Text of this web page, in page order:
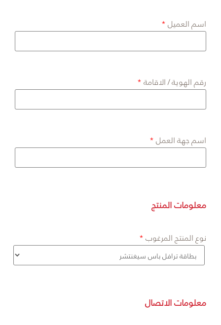
اسم العميل
رقم الهوية / الاقامة
اسم جهة العمل
معلومات المنتج
نوع المنتج المرغوب
معلومات الاتصال